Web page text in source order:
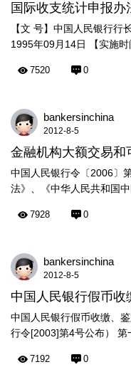
国际收支统计申报办
【文 号】中国人民银行行
1995年09月14日 【实施时
7520 0
bankersinchina
2012-8-5
金融机构大额交易
中国人民银行令〔2006
法》、《中华人民共和国中
7928 0
bankersinchina
2012-8-5
中国人民银行假币
中国人民银行假币收缴、
行令[2003]第4号公布） 第
7192 0